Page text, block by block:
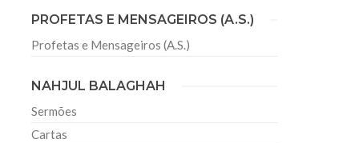
recebe o ex-ministro das
o Centro Islâmico no Brasil recebeu em sua
das Relações Exteriores da República Islâmica
se visitando
PROFETAS E MENSAGEIROS (A.S.)
Profetas e Mensageiros (A.S.)
NAHJUL BALAGHAH
Sermões
Cartas